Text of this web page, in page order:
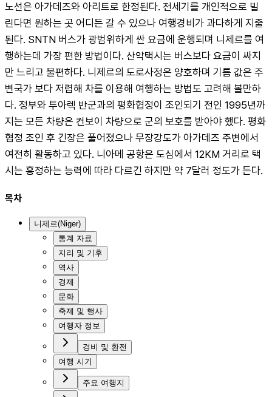
노선은 아가데즈와 아리트로 한정된다. 전세기를 개인적으로 빌
린다면 원하는 곳 어디든 갈 수 있으나 여행경비가 과다하게 지출
된다. SNTN 버스가 광범위하게 싼 요금에 운행되며 니제르를 여
행하는데 가장 편한 방법이다. 산악택시는 버스보다 요금이 싸지
만 느리고 불편하다. 니제르의 도로사정은 양호하며 기름 값은 주
변국가 보다 저렴해 차를 이용해 여행하는 방법도 고려해 볼만하
다. 정부와 투아렉 반군과의 평화협정이 조인되기 전인 1995년까
지는 모든 차량은 컨보이 차량으로 군의 보호를 받아야 했다. 평화
협정 조인 후 긴장은 풀어졌으나 무장강도가 아가데즈 주변에서
여전히 활동하고 있다. 니아메 공항은 도심에서 12KM 거리로 택
시는 흥정하는 능력에 따라 다르긴 하지만 약 7달러 정도가 든다.
목차
니제르(Niger)
통계 자료
지리 및 기후
역사
경제
문화
축제 및 행사
여행자 정보
경비 및 환전
여행 시기
주요 여행지